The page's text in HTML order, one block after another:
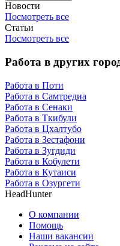
Новости
Посмотреть все
Статьи
Посмотреть все
Работа в других
Работа в Поти
Работа в Самтредиа
Работа в Сенаки
Работа в Ткибули
Работа в Цхалтубо
Работа в Зестафони
Работа в Зугдиди
Работа в Кобулети
Работа в Кутаиси
Работа в Озургети
HeadHunter
О компании
Помощь
Наши вакансии